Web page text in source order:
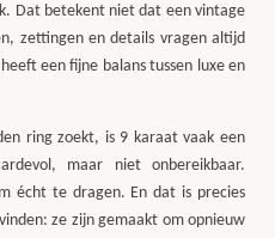
Dat betekent niet dat een vintage
zettingen en details vragen altijd
een fijne balans tussen luxe en
ring zoekt, is 9 karaat vaak een
maar niet onbereikbaar.
écht te dragen. En dat is precies
ze zijn gemaakt om opnieuw